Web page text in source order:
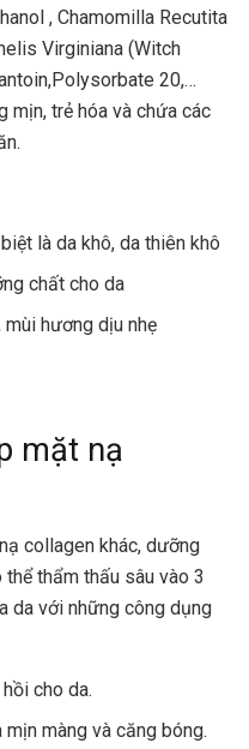
, Chamomilla Recutita
Virginiana (Witch
20,…
mịn, trẻ hóa và chứa các
là da khô, da thiên khô
chất cho da
mùi hương dịu nhẹ
mặt nạ
collagen khác, dưỡng
thẩm thấu sâu vào 3
da với những công dụng
cho da.
màng và căng bóng.